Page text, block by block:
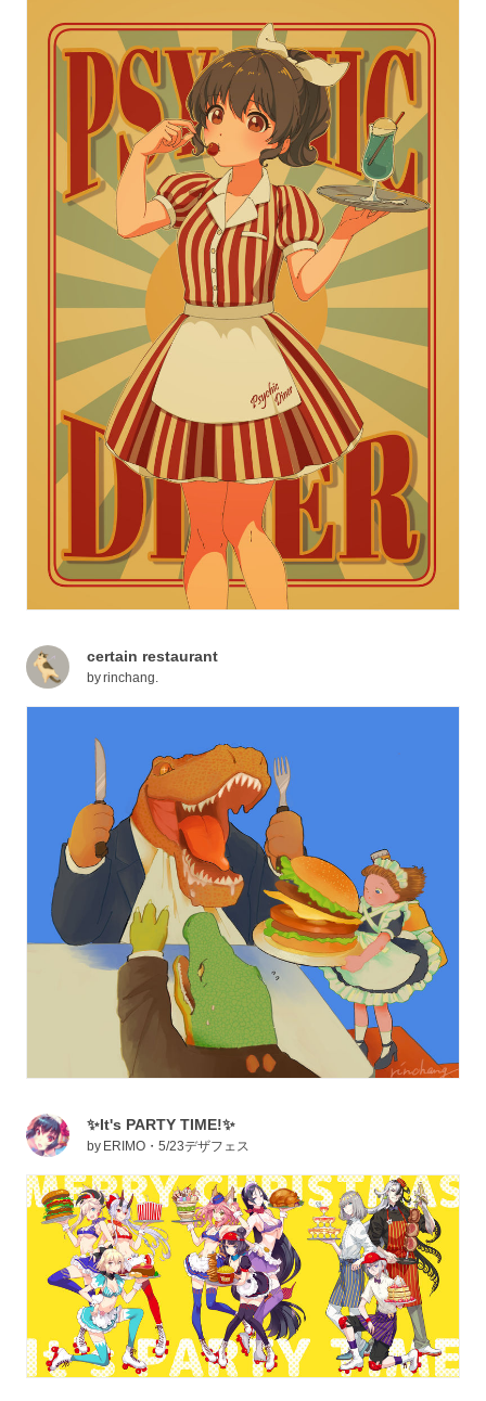
certain restaurant
byrinchang.
✨It's PARTY TIME!✨
by ERIMO・5/23デザフェス